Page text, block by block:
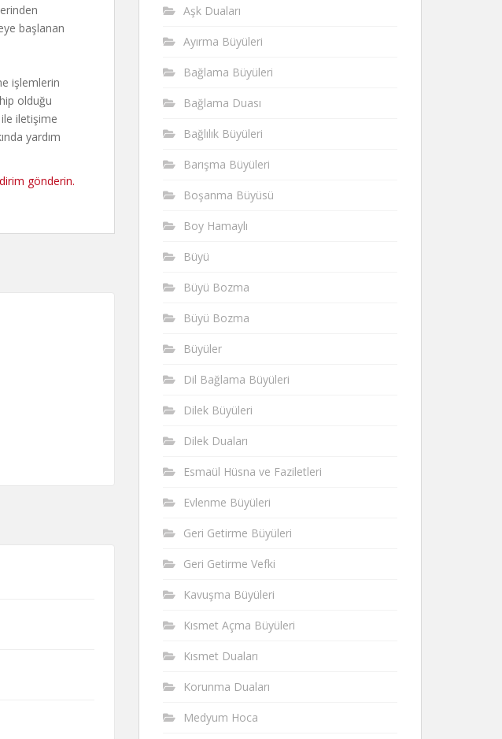
başlanan
işlemlerin
olduğu
iletişime
yardım
gönderin.
Aşk Duaları
Ayırma Büyüleri
Bağlama Büyüleri
Bağlama Duası
Bağlılık Büyüleri
Barışma Büyüleri
Boşanma Büyüsü
Boy Hamaylı
Büyü
Büyü Bozma
Büyü Bozma
Büyüler
Dil Bağlama Büyüleri
Dilek Büyüleri
Dilek Duaları
Esmaül Hüsna ve Faziletleri
Evlenme Büyüleri
Geri Getirme Büyüleri
Geri Getirme Vefki
Kavuşma Büyüleri
Kısmet Açma Büyüleri
Kısmet Duaları
Korunma Duaları
Medyum Hoca